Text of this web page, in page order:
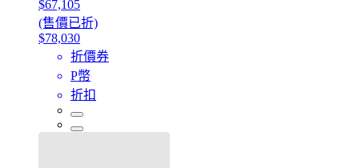
$67,105
(售價已折)
$78,030
折價券
P幣
折扣